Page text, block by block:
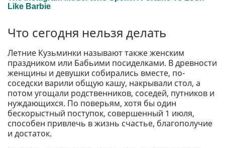
Что сегодня нельзя делать
Летние Кузьминки называют также женским
праздником или Бабьими посиделками. В древности
женщины и девушки собирались вместе, по-
соседски варили общую кашу, накрывали стол, а
потом угощали родственников, соседей, путников и
нуждающихся. По поверьям, хотя бы один
бескорыстный поступок, совершенный 1 июля,
способен привлечь в жизнь счастье, благополучие
и достаток.